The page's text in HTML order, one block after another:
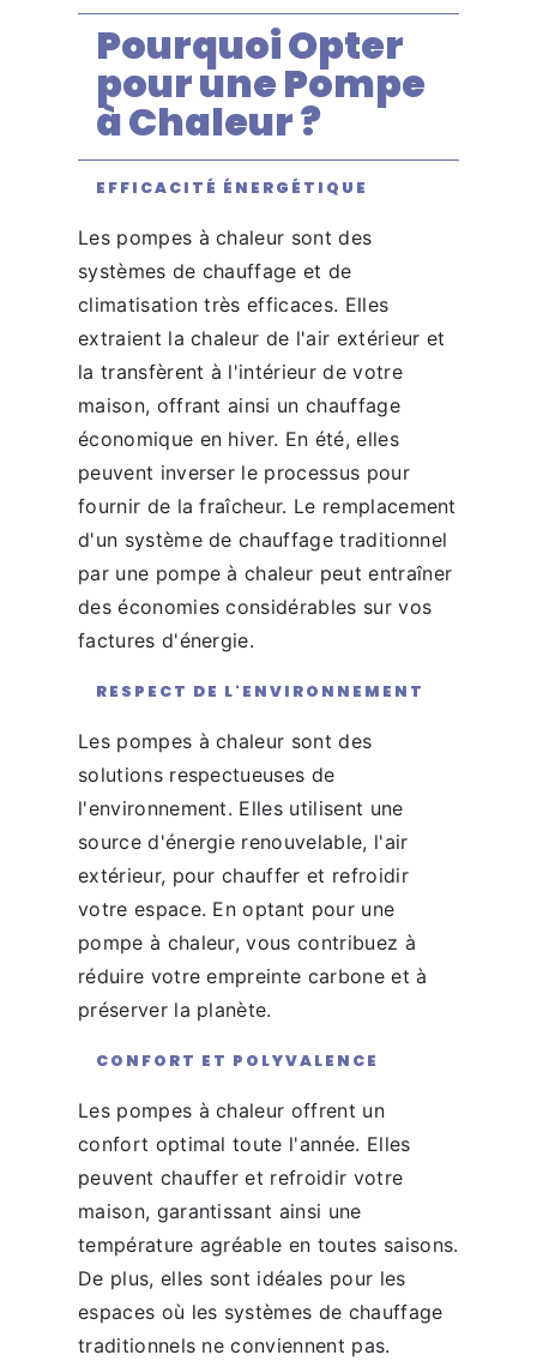
Pourquoi Opter
pour une Pompe
à Chaleur ?
EFFICACITÉ ÉNERGÉTIQUE
Les pompes à chaleur sont des
systèmes de chauffage et de
climatisation très efficaces. Elles
extraient la chaleur de l'air extérieur et
la transfèrent à l'intérieur de votre
maison, offrant ainsi un chauffage
économique en hiver. En été, elles
peuvent inverser le processus pour
fournir de la fraîcheur. Le remplacement
d'un système de chauffage traditionnel
par une pompe à chaleur peut entraîner
des économies considérables sur vos
factures d'énergie.
RESPECT DE L'ENVIRONNEMENT
Les pompes à chaleur sont des
solutions respectueuses de
l'environnement. Elles utilisent une
source d'énergie renouvelable, l'air
extérieur, pour chauffer et refroidir
votre espace. En optant pour une
pompe à chaleur, vous contribuez à
réduire votre empreinte carbone et à
préserver la planète.
CONFORT ET POLYVALENCE
Les pompes à chaleur offrent un
confort optimal toute l'année. Elles
peuvent chauffer et refroidir votre
maison, garantissant ainsi une
température agréable en toutes saisons.
De plus, elles sont idéales pour les
espaces où les systèmes de chauffage
traditionnels ne conviennent pas.